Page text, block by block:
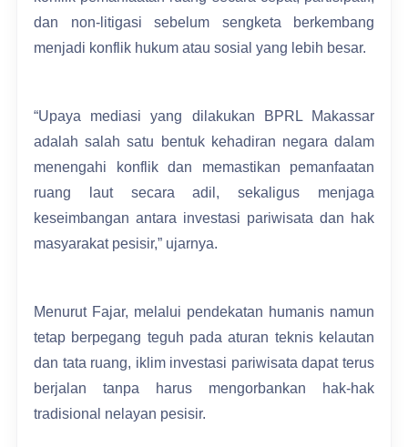
dan non-litigasi sebelum sengketa berkembang
menjadi konflik hukum atau sosial yang lebih besar.
“Upaya mediasi yang dilakukan BPRL Makassar
adalah salah satu bentuk kehadiran negara dalam
menengahi konflik dan memastikan pemanfaatan
ruang laut secara adil, sekaligus menjaga
keseimbangan antara investasi pariwisata dan hak
masyarakat pesisir,” ujarnya.
Menurut Fajar, melalui pendekatan humanis namun
tetap berpegang teguh pada aturan teknis kelautan
dan tata ruang, iklim investasi pariwisata dapat terus
berjalan tanpa harus mengorbankan hak-hak
tradisional nelayan pesisir.